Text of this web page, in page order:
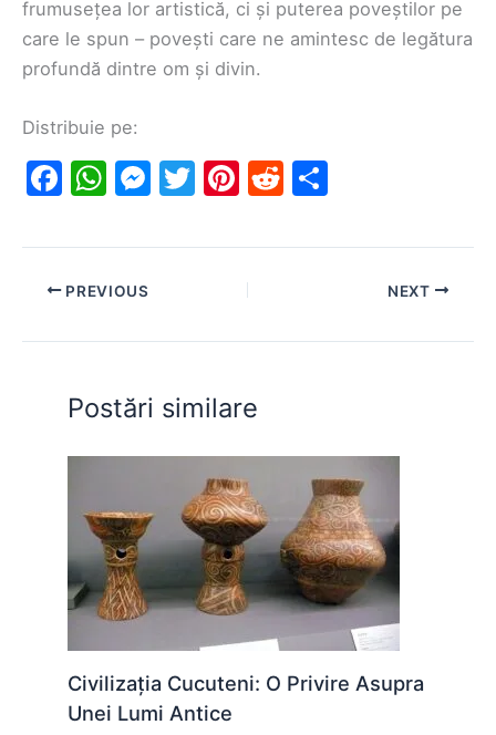
frumusețea lor artistică, ci și puterea poveștilor pe
care le spun – povești care ne amintesc de legătura
profundă dintre om și divin.
Distribuie pe:
F
c
e
o
o
k
W
at
s
p
p
M
s
n
g
er
T
itt
Pi
er
e
R
d ar
PREVIOUS NEXT
Postări similare
Civilizația Cucuteni: O Privire Asupra
Unei Lumi Antice